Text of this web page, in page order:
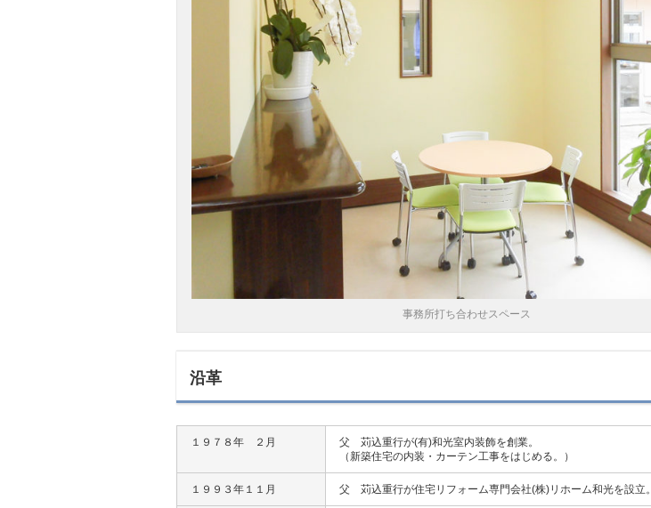
事務所打ち合わせスペース
沿革
１９７８年 ２月
父 苅込重行が(有)和光室内装飾を創業。
（新築住宅の内装・カーテン工事をはじめる。）
１９９３年１１月 父 苅込重行が住宅リフォーム専門会社(株)リホーム和光を設立。